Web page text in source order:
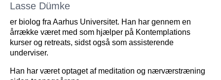
Lasse Dümke
er biolog fra Aarhus Universitet. Han har gennem en
årrække været med som hjælper på Kontemplations
kurser og retreats, sidst også som assisterende
underviser.
Han har været optaget af meditation og nærværstræning